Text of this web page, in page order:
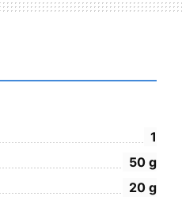
1
50 g
20 g